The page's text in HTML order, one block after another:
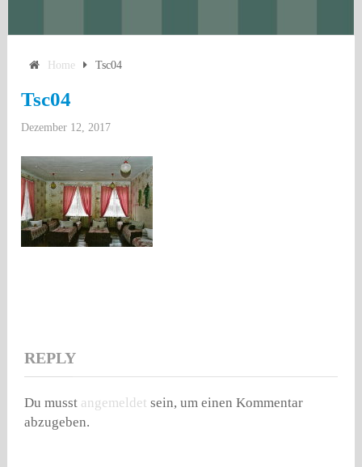
Home Tsc04
Tsc04
Dezember 12, 2017
REPLY
Du musst angemeldet sein, um einen Kommentar
abzugeben.